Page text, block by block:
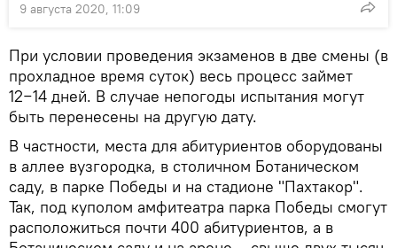
9 августа 2020, 11:09
При условии проведения экзаменов в две смены (в
прохладное время суток) весь процесс займет
12−14 дней. В случае непогоды испытания могут
быть перенесены на другую дату.
В частности, места для абитуриентов оборудованы
в аллее вузгородка, в столичном Ботаническом
саду, в парке Победы и на стадионе "Пахтакор".
Так, под куполом амфитеатра парка Победы смогут
расположиться почти 400 абитуриентов, а в